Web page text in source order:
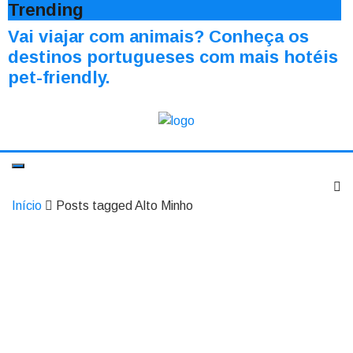
Trending
Vai viajar com animais? Conheça os
destinos portugueses com mais hotéis
pet-friendly.
Início Posts tagged Alto Minho